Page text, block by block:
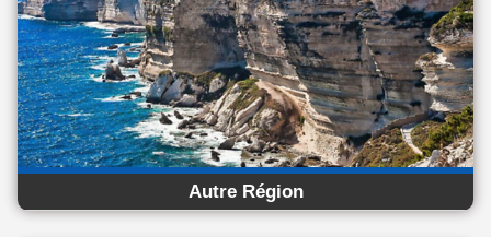
Autre Région